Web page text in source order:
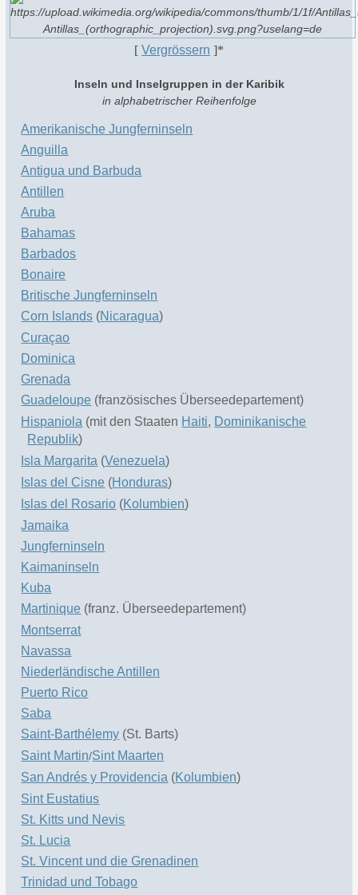
[ Vergrössern ]*
Inseln und Inselgruppen in der Karibik
in alphabetrischer Reihenfolge
Amerikanische Jungferninseln
Anguilla
Antigua und Barbuda
Antillen
Aruba
Bahamas
Barbados
Bonaire
Britische Jungferninseln
Corn Islands (Nicaragua)
Curaçao
Dominica
Grenada
Guadeloupe (französisches Überseedepartement)
Hispaniola (mit den Staaten Haiti, Dominikanische
Republik)
Isla Margarita (Venezuela)
Islas del Cisne (Honduras)
Islas del Rosario (Kolumbien)
Jamaika
Jungferninseln
Kaimaninseln
Kuba
Martinique (franz. Überseedepartement)
Montserrat
Navassa
Niederländische Antillen
Puerto Rico
Saba
Saint-Barthélemy (St. Barts)
Saint Martin/Sint Maarten
San Andrés y Providencia (Kolumbien)
Sint Eustatius
St. Kitts und Nevis
St. Lucia
St. Vincent und die Grenadinen
Trinidad und Tobago